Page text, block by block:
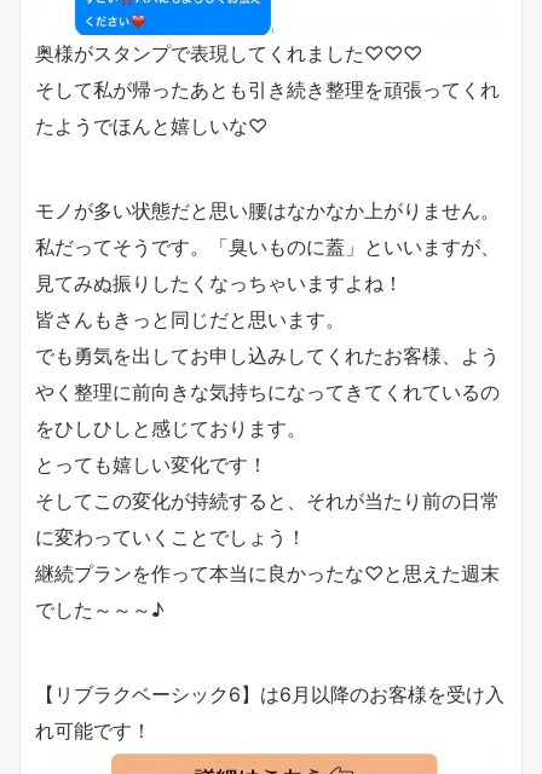
奥様がスタンプで表現してくれました♡♡♡
そして私が帰ったあとも引き続き整理を頑張ってくれ
たようでほんと嬉しいな♡
モノが多い状態だと思い腰はなかなか上がりません。
私だってそうです。「臭いものに蓋」といいますが、
見てみぬ振りしたくなっちゃいますよね！
皆さんもきっと同じだと思います。
でも勇気を出してお申し込みしてくれたお客様、よう
やく整理に前向きな気持ちになってきてくれているの
をひしひしと感じております。
とっても嬉しい変化です！
そしてこの変化が持続すると、それが当たり前の日常
に変わっていくことでしょう！
継続プランを作って本当に良かったな♡と思えた週末
でした～～～♪
【リブラクベーシック6】は6月以降のお客様を受け入
れ可能です！